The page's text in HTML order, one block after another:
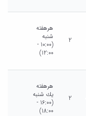
2
هرهفته
شنبه
(10:00 -
12:00)
2
هرهفته
يك شنبه
(16:00 -
18:00)